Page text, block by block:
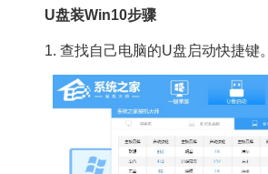
U盘装Win10步骤
1. 查找自己电脑的U盘启动快捷键。